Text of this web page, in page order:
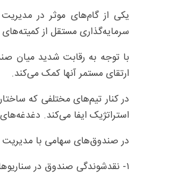
یکی از گام‌های موثر در
سرمایه‌گذاری مستقل از
با توجه به رقابت شدید میان
ارتقای مستمر آنها کمک می‌کند.
در کنار تیم‌های مختلفی که
استراتژیک ایفا می‌کند.
در صندوق‌های سهامی با مدیریت
۱- نقدشوندگی صندوق در سناریوهای مختلف بازار و شناسایی کم‌ریسک‌ترین نقاط نقدشوندگی.